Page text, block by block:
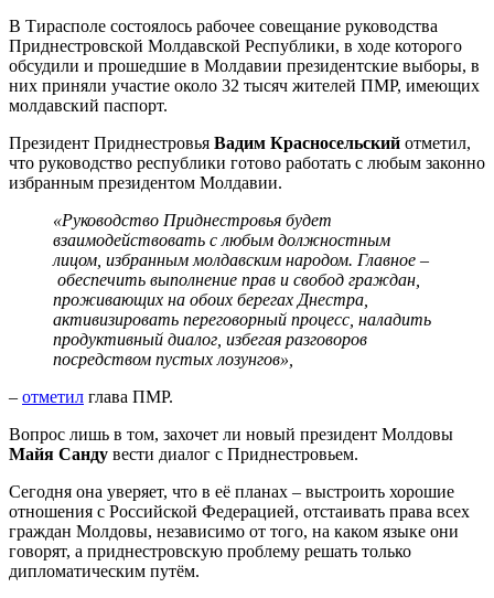
В Тирасполе состоялось рабочее совещание руководства
Приднестровской Молдавской Республики, в ходе которого
обсудили и прошедшие в Молдавии президентские выборы, в
них приняли участие около 32 тысяч жителей ПМР, имеющих
молдавский паспорт.
Президент Приднестровья Вадим Красносельский отметил,
что руководство республики готово работать с любым законно
избранным президентом Молдавии.
«Руководство Приднестровья будет
взаимодействовать с любым должностным
лицом, избранным молдавским народом. Главное –
обеспечить выполнение прав и свобод граждан,
проживающих на обоих берегах Днестра,
активизировать переговорный процесс, наладить
продуктивный диалог, избегая разговоров
посредством пустых лозунгов»,
– отметил глава ПМР.
Вопрос лишь в том, захочет ли новый президент Молдовы
Майя Санду вести диалог с Приднестровьем.
Сегодня она уверяет, что в её планах – выстроить хорошие
отношения с Российской Федерацией, отстаивать права всех
граждан Молдовы, независимо от того, на каком языке они
говорят, а приднестровскую проблему решать только
дипломатическим путём.